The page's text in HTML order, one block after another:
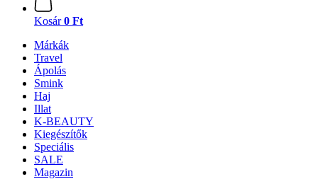
Kosár 0 Ft
Márkák
Travel
Ápolás
Smink
Haj
Illat
K-BEAUTY
Kiegészítők
Speciális
SALE
Magazin